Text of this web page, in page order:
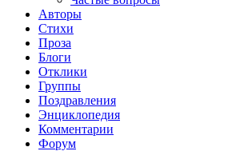
Авторы
Стихи
Проза
Блоги
Отклики
Группы
Поздравления
Энциклопедия
Комментарии
Форум